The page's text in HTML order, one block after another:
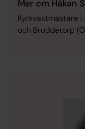
Mer om Håkan
Kyrkvaktmästare i
och Broddetorp